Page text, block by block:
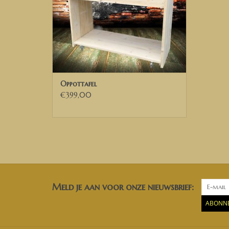
Oppottafel
€399,00
Meld je aan voor onze nieuwsbrief: